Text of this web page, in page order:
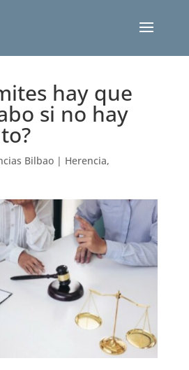
hay que
si no hay
Bilbao| Herencia,